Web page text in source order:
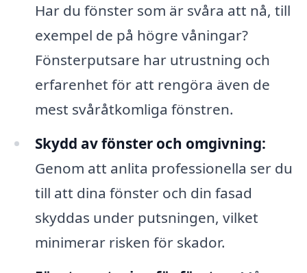
Har du fönster som är svåra att nå, till
exempel de på högre våningar?
Fönsterputsare har utrustning och
erfarenhet för att rengöra även de
mest svåråtkomliga fönstren.
Skydd av fönster och omgivning:
Genom att anlita professionella ser du
till att dina fönster och din fasad
skyddas under putsningen, vilket
minimerar risken för skador.